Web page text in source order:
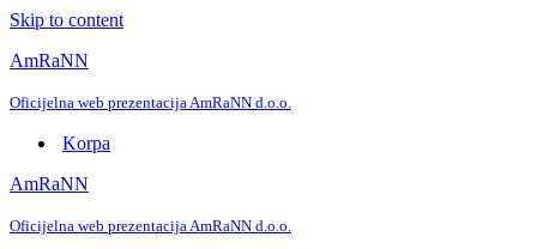
Skip to content
AmRaNN
Oficijelna web prezentacija AmRaNN d.o.o.
Korpa
AmRaNN
Oficijelna web prezentacija AmRaNN d.o.o.